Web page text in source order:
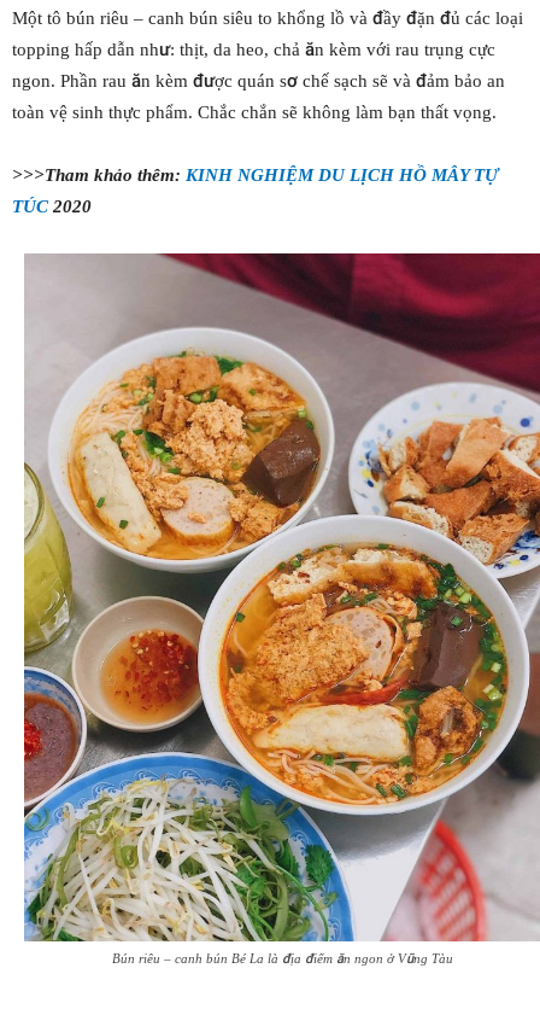
Một tô bún riêu – canh bún siêu to khổng lồ và đầy đặn đủ các loại
topping hấp dẫn như: thịt, da heo, chả ăn kèm với rau trụng cực
ngon. Phần rau ăn kèm được quán sơ chế sạch sẽ và đảm bảo an
toàn vệ sinh thực phẩm. Chắc chắn sẽ không làm bạn thất vọng.
>>>Tham khảo thêm: KINH NGHIỆM DU LỊCH HỒ MÂY TỰ
TÚC 2020
Bún riêu – canh bún Bé La là địa điểm ăn ngon ở Vũng Tàu